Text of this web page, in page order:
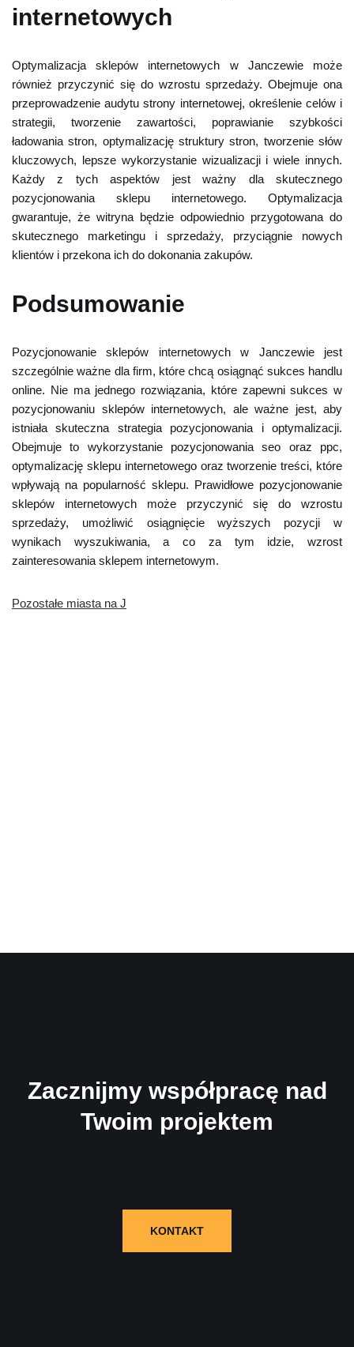
internetowych
Optymalizacja sklepów internetowych w Janczewie może
również przyczynić się do wzrostu sprzedaży. Obejmuje ona
przeprowadzenie audytu strony internetowej, określenie celów i
strategii, tworzenie zawartości, poprawianie szybkości
ładowania stron, optymalizację struktury stron, tworzenie słów
kluczowych, lepsze wykorzystanie wizualizacji i wiele innych.
Każdy z tych aspektów jest ważny dla skutecznego
pozycjonowania sklepu internetowego. Optymalizacja
gwarantuje, że witryna będzie odpowiednio przygotowana do
skutecznego marketingu i sprzedaży, przyciągnie nowych
klientów i przekona ich do dokonania zakupów.
Podsumowanie
Pozycjonowanie sklepów internetowych w Janczewie jest
szczególnie ważne dla firm, które chcą osiągnąć sukces handlu
online. Nie ma jednego rozwiązania, które zapewni sukces w
pozycjonowaniu sklepów internetowych, ale ważne jest, aby
istniała skuteczna strategia pozycjonowania i optymalizacji.
Obejmuje to wykorzystanie pozycjonowania seo oraz ppc,
optymalizację sklepu internetowego oraz tworzenie treści, które
wpływają na popularność sklepu. Prawidłowe pozycjonowanie
sklepów internetowych może przyczynić się do wzrostu
sprzedaży, umożliwić osiągnięcie wyższych pozycji w
wynikach wyszukiwania, a co za tym idzie, wzrost
zainteresowania sklepem internetowym.
Pozostałe miasta na J
Zacznijmy współpracę nad
Twoim projektem
KONTAKT